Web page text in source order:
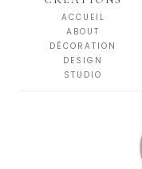
ACCUEIL
ABOUT
DÉCORATION
DESIGN
STUDIO